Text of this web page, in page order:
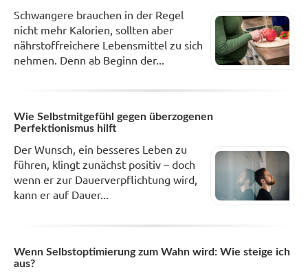
Schwangere brauchen in der Regel
nicht mehr Kalorien, sollten aber
nährstoffreichere Lebensmittel zu sich
nehmen. Denn ab Beginn der...
Wie Selbstmitgefühl gegen überzogenen
Perfektionismus hilft
Der Wunsch, ein besseres Leben zu
führen, klingt zunächst positiv – doch
wenn er zur Dauerverpflichtung wird,
kann er auf Dauer...
Wenn Selbstoptimierung zum Wahn wird: Wie steige ich
aus?